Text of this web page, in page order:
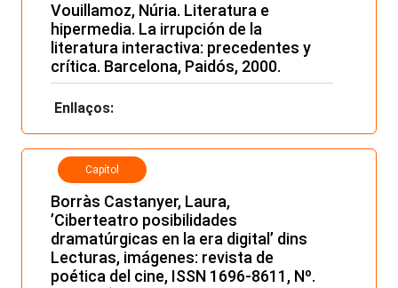
Vouillamoz, Núria. Literatura e
hipermedia. La irrupción de la
literatura interactiva: precedentes y
crítica. Barcelona, Paidós, 2000.
Enllaços:
Capítol
Borràs Castanyer, Laura,
’Ciberteatro posibilidades
dramatúrgicas en la era digital’ dins
Lecturas, imágenes: revista de
poética del cine, ISSN 1696-8611, Nº.